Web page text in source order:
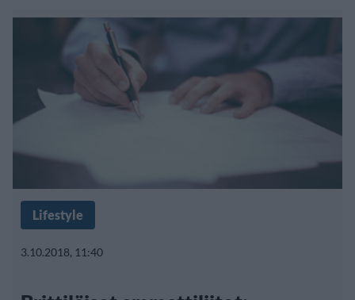
Lifestyle
3.10.2018, 11:40